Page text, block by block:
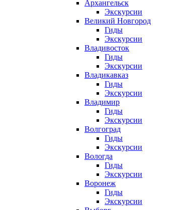
Архангельск
Экскурсии
Великий Новгород
Гиды
Экскурсии
Владивосток
Гиды
Экскурсии
Владикавказ
Гиды
Экскурсии
Владимир
Гиды
Экскурсии
Волгоград
Гиды
Экскурсии
Вологда
Гиды
Экскурсии
Воронеж
Гиды
Экскурсии